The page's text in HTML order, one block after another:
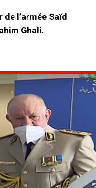
l’armée Saïd
Ghali.